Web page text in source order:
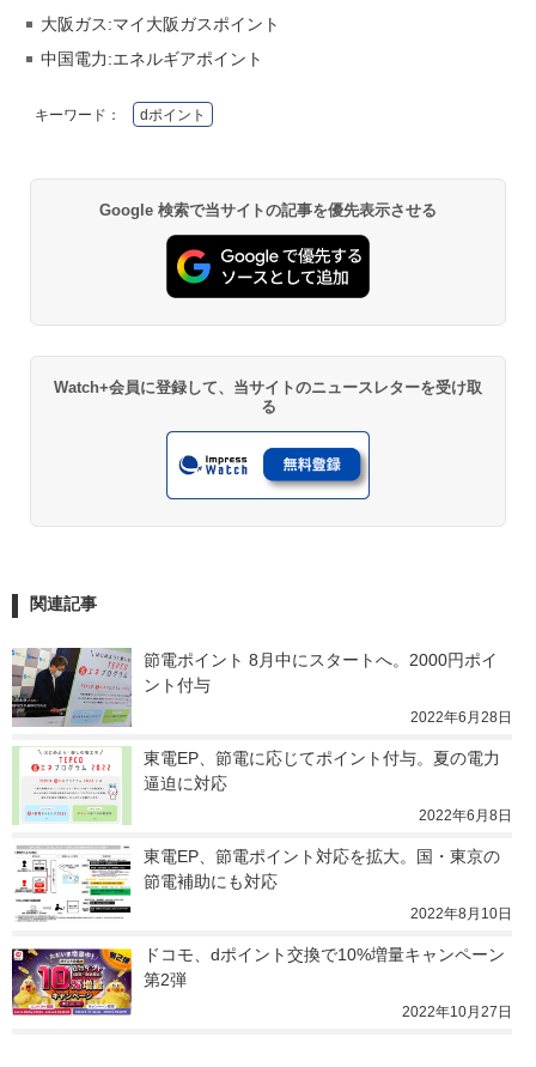
大阪ガス:マイ大阪ガスポイント
中国電力:エネルギアポイント
キーワード： dポイント
Google 検索で当サイトの記事を優先表示させる
Watch+会員に登録して、当サイトのニュースレターを受け取
る
関連記事
節電ポイント 8月中にスタートへ。2000円ポイ
ント付与
2022年6月28日
東電EP、節電に応じてポイント付与。夏の電力
逼迫に対応
2022年6月8日
東電EP、節電ポイント対応を拡大。国・東京の
節電補助にも対応
2022年8月10日
ドコモ、dポイント交換で10%増量キャンペーン
第2弾
2022年10月27日